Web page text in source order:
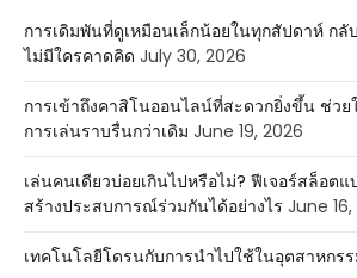
การเดิมพันที่ดูเหมือนเล็กน้อยในทุกสัปดาห์ ก
ไม่มีใครคาดคิด July 30, 2026
การเข้าถึงคาสิโนออนไลน์ที่สะดวกยิ่งขึ้น ช่วย
การเล่นราบรื่นกว่าเดิม June 19, 2026
เล่นคนเดียวบ่อยเกินไปหรือไม่? ฟีเจอร์สล็อต
สร้างประสบการณ์ร่วมกันได้อย่างไร June
เทคโนโลยีโดรนกับการนำไปใช้ในอุตสาหกร